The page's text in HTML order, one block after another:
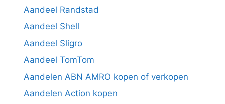
Aandeel Randstad
Aandeel Shell
Aandeel Sligro
Aandeel TomTom
Aandelen ABN AMRO kopen of verkopen
Aandelen Action kopen